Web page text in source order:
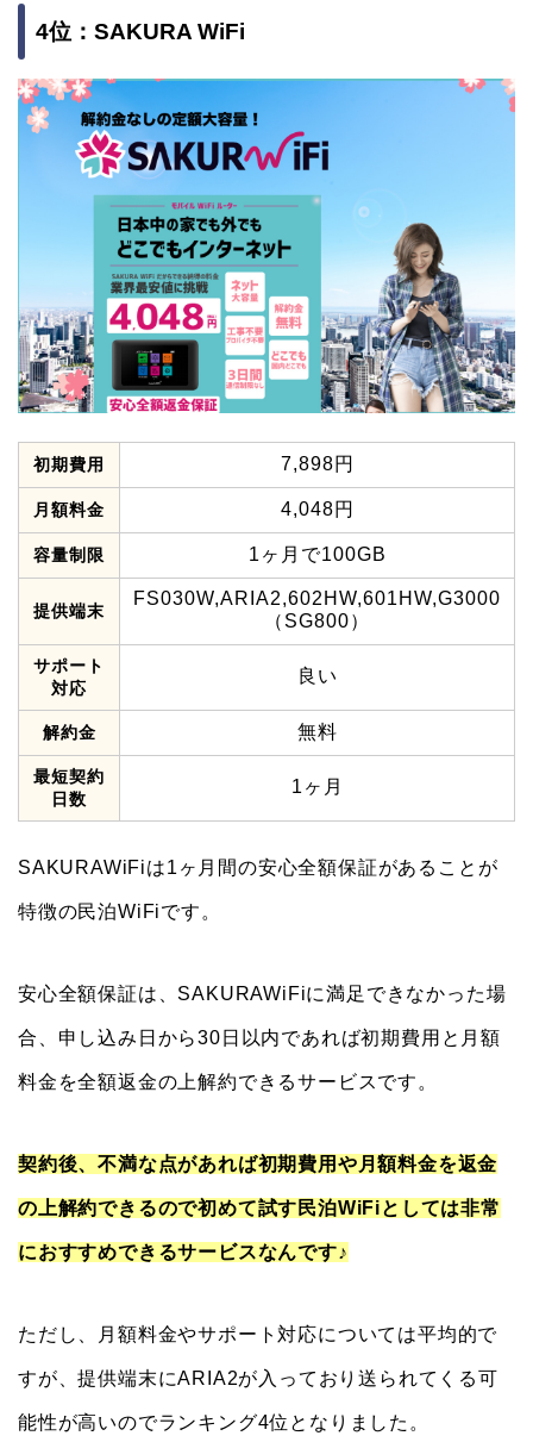
4位：SAKURA WiFi
初期費用 7,898円
月額料金 4,048円
容量制限 1ヶ月で100GB
提供端末
FS030W,ARIA2,602HW,601HW,G3000
（SG800）
サポート
対応
良い
解約金 無料
最短契約
日数
1ヶ月
SAKURAWiFiは1ヶ月間の安心全額保証があることが
特徴の民泊WiFiです。
安心全額保証は、SAKURAWiFiに満足できなかった場
合、申し込み日から30日以内であれば初期費用と月額
料金を全額返金の上解約できるサービスです。
契約後、不満な点があれば初期費用や月額料金を返金
の上解約できるので初めて試す民泊WiFiとしては非常
におすすめできるサービスなんです♪
ただし、月額料金やサポート対応については平均的で
すが、提供端末にARIA2が入っており送られてくる可
能性が高いのでランキング4位となりました。